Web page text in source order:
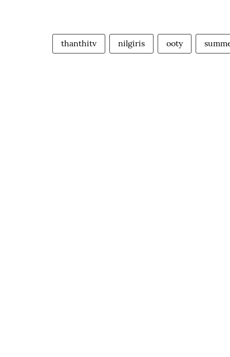
thanthitv nilgiris ooty